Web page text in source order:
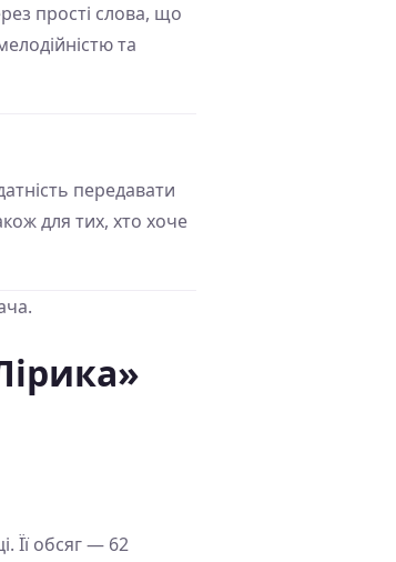
прості слова, що
та
передавати
для тих, хто хоче
Її обсяг — 62